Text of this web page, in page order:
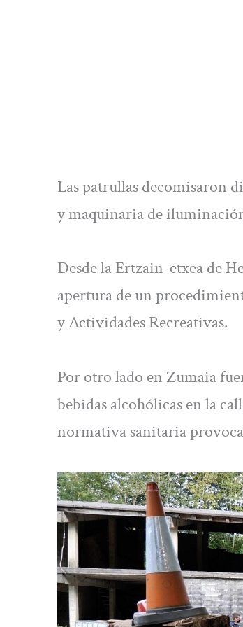
Las patrullas decomisaron
y maquinaria de
Desde la Ertzain-etxea de
apertura de un
y Actividades Recreativas.
Por otro lado en Zumaia
bebidas alcohólicas en la
normativa sanitaria